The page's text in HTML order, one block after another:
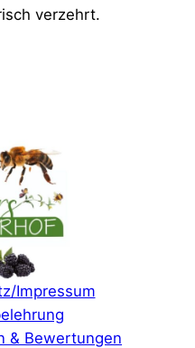
verzehrt.
Impressum
& Bewertungen